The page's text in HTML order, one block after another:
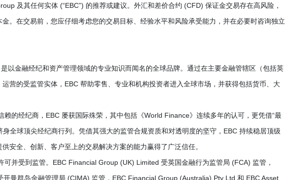
及其任何实体 (“EBC”) 的推荐或建议。外汇和差价合约 (CFD) 保证金交易存在高风险，
。在交易前，您应仔细考虑您的交易目标、经验水平和风险承受能力，并在必要时咨询独立
以金融经纪和资产管理领域的专业知识而闻名的全球品牌。通过在主要金融管辖区（包括英
营的受监管实体，EBC 帮助零售、专业和机构投资者进入全球市场，并获得包括货币、大
的经纪商，EBC 屡获国际殊荣，其中包括《World Finance》连续多年的认可，更凭借“最
身全球顶尖经纪商行列。凭借其强大的监管合规资质和对透明度的坚守，EBC 持续稳居顶级
安全、创新、客户至上的交易解决方案的能力赢得了广泛信任。
可并受到监管。EBC Financial Group (UK) Limited 受英国金融行为监管局 (FCA) 监管，
曼群岛金融管理局 (CIMA) 监管，EBC Financial Group (Australia) Pty Ltd 和 EBC Asset